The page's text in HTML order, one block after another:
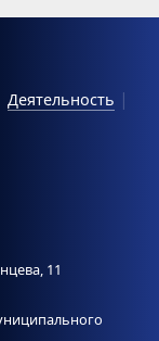
Деятельность
11